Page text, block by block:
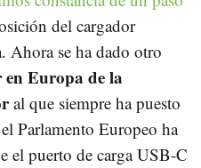
del cargador
Ahora se ha dado otro
Europa de la
al que siempre ha puesto
Parlamento Europeo ha
el puerto de carga USB-C